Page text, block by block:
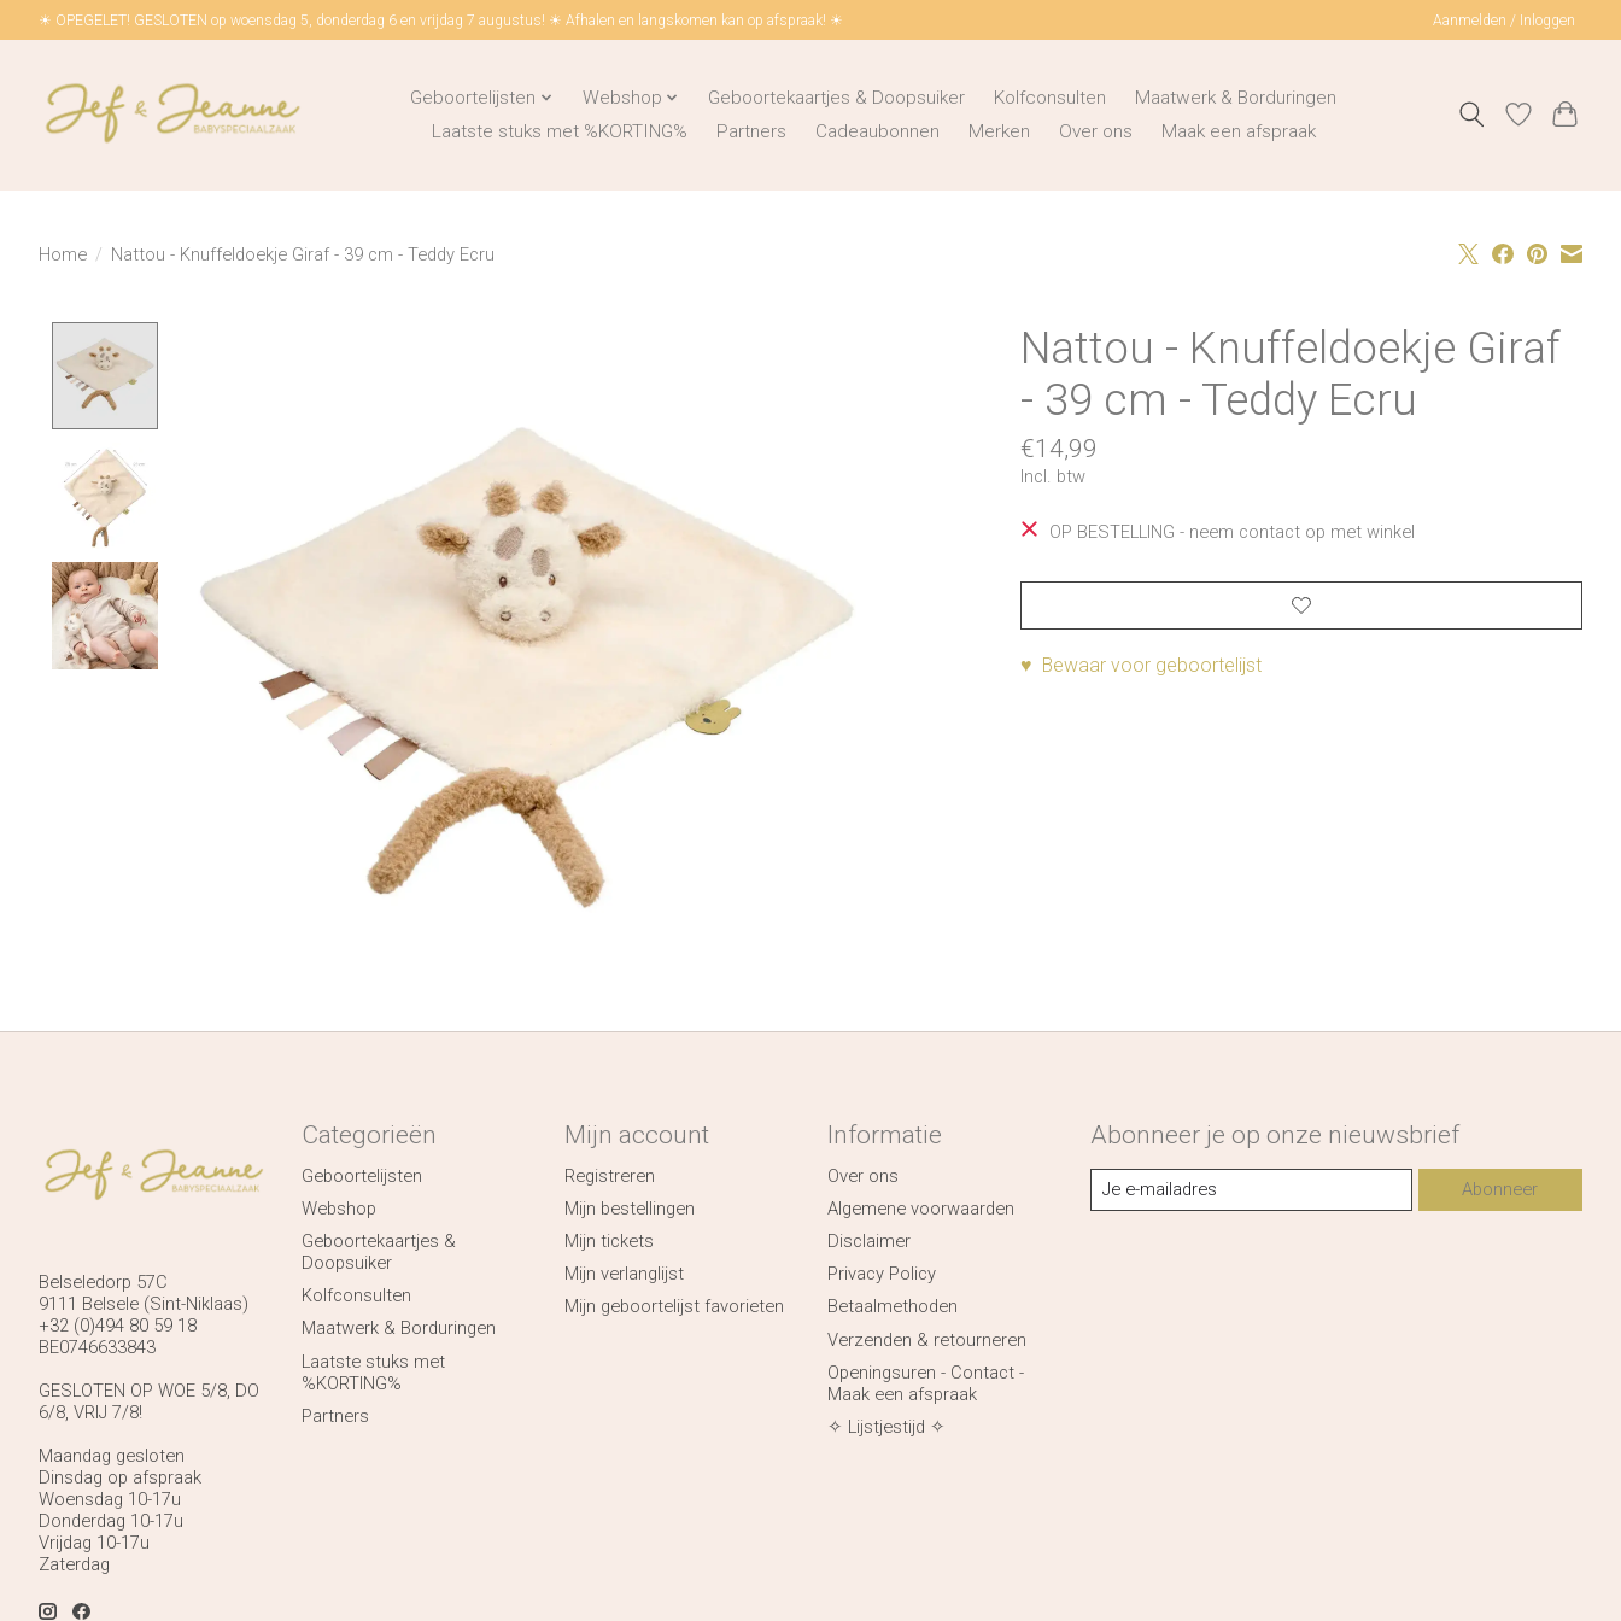
☀ OPEGELET! GESLOTEN op woensdag 5, donderdag 6 en vrijdag 7 augustus! ☀ Afhalen en langskomen kan op afspraak! ☀ Aanmelden / Inloggen
Geboortelijsten Webshop Geboortekaartjes & Doopsuiker Kolfconsulten
Maatwerk & Borduringen
Laatste stuks met %KORTING%
Partners Cadeaubonnen Merken Over ons Maak een afspraak
Home / Nattou - Knuffeldoekje Giraf - 39 cm - Teddy Ecru
Nattou - Knuffeldoekje Giraf
- 39 cm - Teddy Ecru
€14,99
Incl. btw
OP BESTELLING - neem contact op met winkel
♥ Bewaar voor geboortelijst
Belseledorp 57C
9111 Belsele (Sint-Niklaas)
+32 (0)494 80 59 18
BE0746633843
GESLOTEN OP WOE 5/8, DO
6/8, VRIJ 7/8!
Maandag gesloten
Dinsdag op afspraak
Woensdag 10-17u
Donderdag 10-17u
Vrijdag 10-17u
Zaterdag
Categorieën
Geboortelijsten
Webshop
Geboortekaartjes &
Doopsuiker
Kolfconsulten
Maatwerk & Borduringen
Laatste stuks met
%KORTING%
Partners
Mijn account
Registreren
Mijn bestellingen
Mijn tickets
Mijn verlanglijst
Mijn geboortelijst favorieten
Informatie
Over ons
Algemene voorwaarden
Disclaimer
Privacy Policy
Betaalmethoden
Verzenden & retourneren
Openingsuren - Contact -
Maak een afspraak
✧ Lijstjestijd ✧
Abonneer je op onze nieuwsbrief
Abonneer